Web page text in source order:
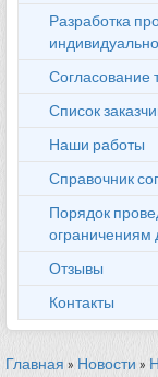
Разработка
Согласование
Список
Наши работы
Справочник
Порядок
ограничениям
Отзывы
Контакты
Главная » Новости »